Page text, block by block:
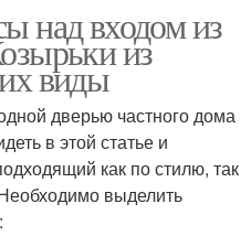
над входом из
из
виды
дверью частного дома
в этой статье и
как по стилю, так
выделить